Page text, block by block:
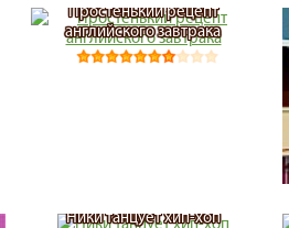
Простенький рецепт
английского завтрака
Ники танцует хип-хоп